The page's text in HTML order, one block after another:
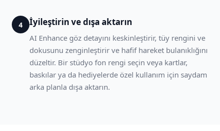
4 İyileştirin ve dışa aktarın
AI Enhance göz detayını keskinleştirir, tüy rengini ve
dokusunu zenginleştirir ve hafif hareket bulanıklığını
düzeltir. Bir stüdyo fon rengi seçin veya kartlar,
baskılar ya da hediyelerde özel kullanım için saydam
arka planla dışa aktarın.